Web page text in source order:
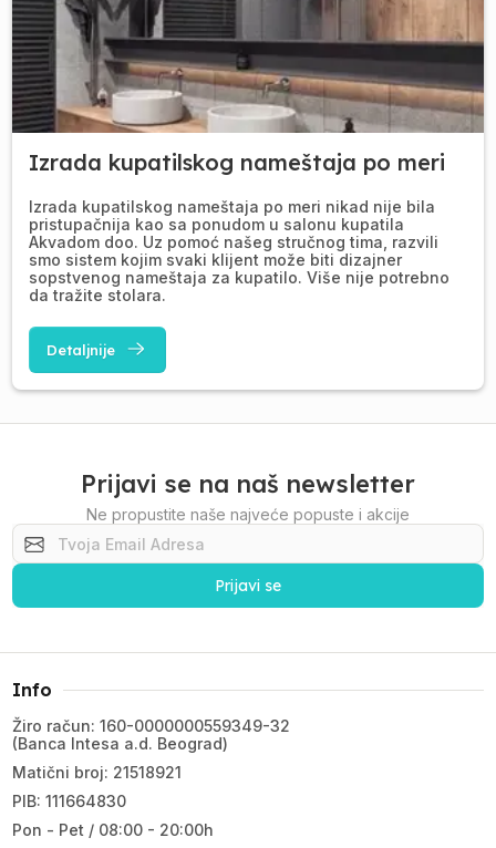
Izrada kupatilskog nameštaja po meri
Izrada kupatilskog nameštaja po meri nikad nije bila
pristupačnija kao sa ponudom u salonu kupatila
Akvadom doo. Uz pomoć našeg stručnog tima, razvili
smo sistem kojim svaki klijent može biti dizajner
sopstvenog nameštaja za kupatilo. Više nije potrebno
da tražite stolara.
Detaljnije
Prijavi se na naš newsletter
Ne propustite naše najveće popuste i akcije
Prijavi se
Info
Žiro račun: 160-0000000559349-32
(Banca Intesa a.d. Beograd)
Matični broj: 21518921
PIB: 111664830
Pon - Pet / 08:00 - 20:00h